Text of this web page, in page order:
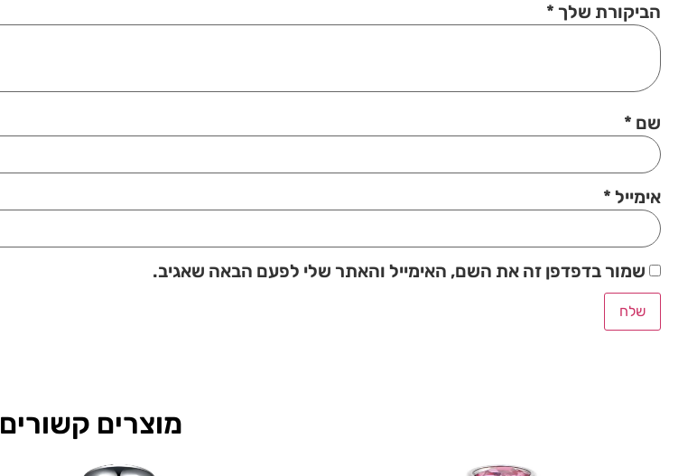
הביקורת שלך *
שם *
אימייל *
שמור בדפדפן זה את השם, האימייל והאתר שלי לפעם הבאה שאגיב.
מוצרים קשורים